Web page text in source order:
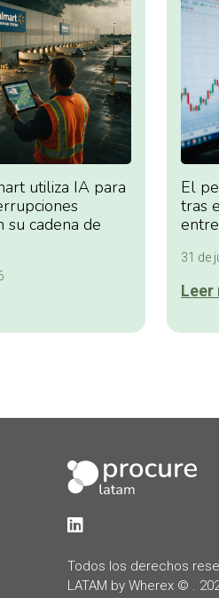
utiliza IA para
su cadena de
El
tras
31 de
Leer
LinkedIn
Todos los derechos
LATAM by Wherex © .